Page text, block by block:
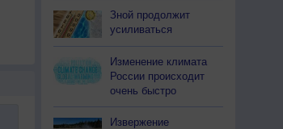
Зной продолжит
усиливаться
Изменение климата
России происходит
очень быстро
Извержение